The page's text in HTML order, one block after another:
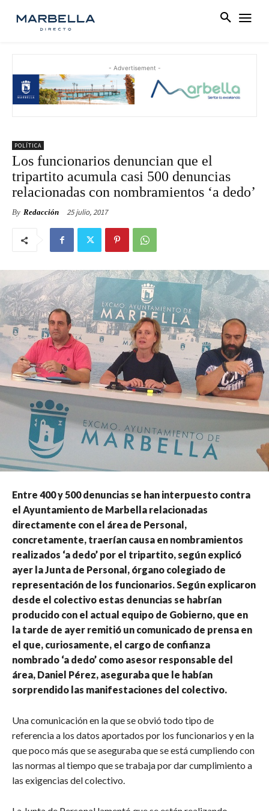
- Advertisement -
POLÍTICA
Los funcionarios denuncian que el
tripartito acumula casi 500 denuncias
relacionadas con nombramientos ‘a dedo’
By Redacción 25 julio, 2017
Entre 400 y 500 denuncias se han interpuesto contra
el Ayuntamiento de Marbella relacionadas
directamente con el área de Personal,
concretamente, traerían causa en nombramientos
realizados ‘a dedo’ por el tripartito, según explicó
ayer la Junta de Personal, órgano colegiado de
representación de los funcionarios. Según explicaron
desde el colectivo estas denuncias se habrían
producido con el actual equipo de Gobierno, que en
la tarde de ayer remitió un comunicado de prensa en
el que, curiosamente, el cargo de confianza
nombrado ‘a dedo’ como asesor responsable del
área, Daniel Pérez, aseguraba que le habían
sorprendido las manifestaciones del colectivo.
Una comunicación en la que se obvió todo tipo de
referencia a los datos aportados por los funcionarios y en la
que poco más que se aseguraba que se está cumpliendo con
las normas al tiempo que se trabaja por dar cumplimiento a
las exigencias del colectivo.